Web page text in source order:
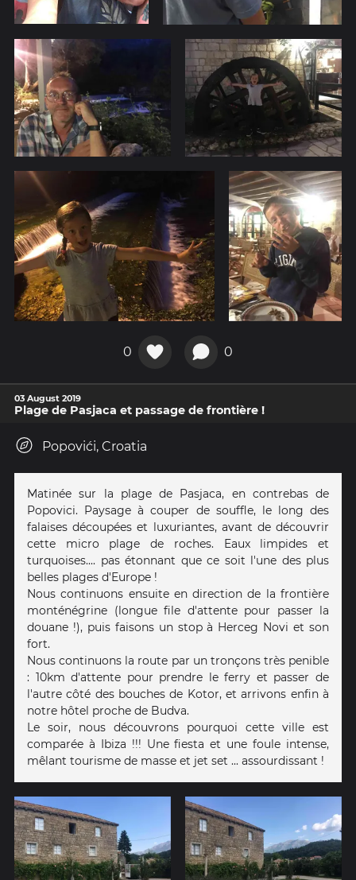
0 0
03 August 2019
Plage de Pasjaca et passage de frontière !
Popovići, Croatia
Matinée sur la plage de Pasjaca, en contrebas de
Popovici. Paysage à couper de souffle, le long des
falaises découpées et luxuriantes, avant de découvrir
cette micro plage de roches. Eaux limpides et
turquoises.... pas étonnant que ce soit l'une des plus
belles plages d'Europe !
Nous continuons ensuite en direction de la frontière
monténégrine (longue file d'attente pour passer la
douane !), puis faisons un stop à Herceg Novi et son
fort.
Nous continuons la route par un tronçons très penible
: 10km d'attente pour prendre le ferry et passer de
l'autre côté des bouches de Kotor, et arrivons enfin à
notre hôtel proche de Budva.
Le soir, nous découvrons pourquoi cette ville est
comparée à Ibiza !!! Une fiesta et une foule intense,
mêlant tourisme de masse et jet set ... assourdissant !